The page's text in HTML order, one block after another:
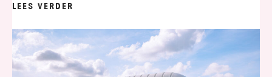
LEES VERDER